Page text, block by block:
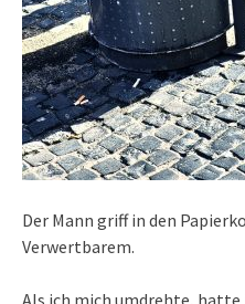
Der Mann griff in den
Verwertbarem.
Als ich mich umdrehte,